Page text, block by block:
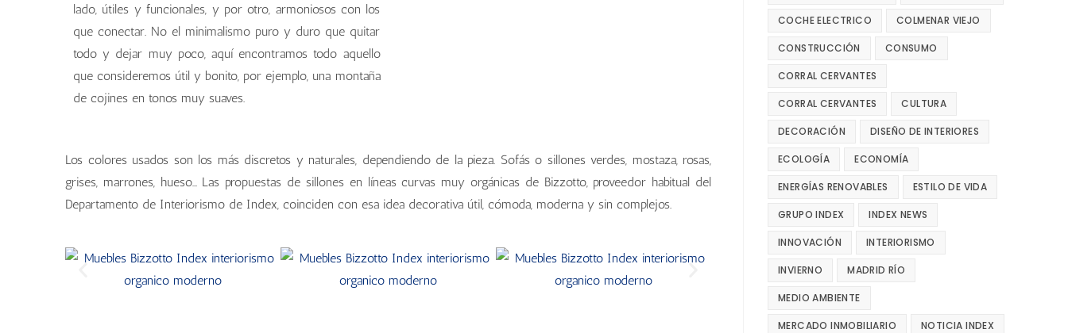
lado, útiles y funcionales, y por otro, armoniosos con los
que conectar. No el minimalismo puro y duro que quitar
todo y dejar muy poco, aquí encontramos todo aquello
que consideremos útil y bonito, por ejemplo, una montaña
de cojines en tonos muy suaves.
Los colores usados son los más discretos y naturales, dependiendo de la pieza. Sofás o sillones verdes, mostaza, rosas,
grises, marrones, hueso… Las propuestas de sillones en líneas curvas muy orgánicas de Bizzotto, proveedor habitual del
Departamento de Interiorismo de Index, coinciden con esa idea decorativa útil, cómoda, moderna y sin complejos.
COCHE ELECTRICO COLMENAR VIEJO
CONSTRUCCIÓN CONSUMO
CORRAL CERVANTES
CORRAL CERVANTES CULTURA
DECORACIÓN DISEÑO DE INTERIORES
ECOLOGÍA ECONOMÍA
ENERGÍAS RENOVABLES ESTILO DE VIDA
GRUPO INDEX INDEX NEWS
INNOVACIÓN INTERIORISMO
INVIERNO MADRID RÍO
MEDIO AMBIENTE
MERCADO INMOBILIARIO NOTICIA INDEX